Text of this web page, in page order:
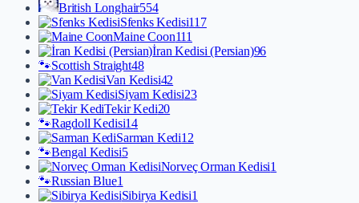
British Longhair554
Sfenks Kedisi117
Maine Coon111
İran Kedisi (Persian)96
🐾Scottish Straight48
Van Kedisi42
Siyam Kedisi23
Tekir Kedi20
🐾Ragdoll Kedisi14
Sarman Kedi12
🐾Bengal Kedisi5
Norveç Orman Kedisi1
🐾Russian Blue1
Sibirya Kedisi1